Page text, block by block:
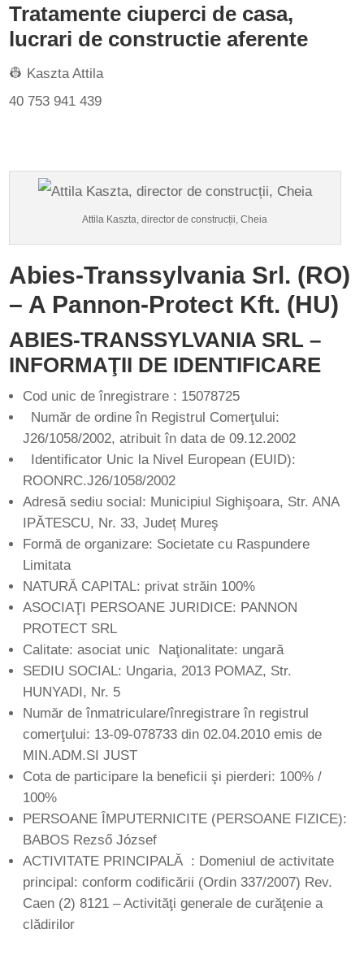
Tratamente ciuperci de casa,
lucrari de constructie aferente
👷 Kaszta Attila
40 753 941 439
Attila Kaszta, director de construcții, Cheia
Abies-Transsylvania Srl. (RO)
– A Pannon-Protect Kft. (HU)
ABIES-TRANSSYLVANIA SRL –
INFORMAŢII DE IDENTIFICARE
Cod unic de înregistrare : 15078725
Număr de ordine în Registrul Comerţului:
J26/1058/2002, atribuit în data de 09.12.2002
Identificator Unic la Nivel European (EUID):
ROONRC.J26/1058/2002
Adresă sediu social: Municipiul Sighişoara, Str. ANA
IPĂTESCU, Nr. 33, Județ Mureş
Formă de organizare: Societate cu Raspundere
Limitata
NATURĂ CAPITAL: privat străin 100%
ASOCIAŢI PERSOANE JURIDICE: PANNON
PROTECT SRL
Calitate: asociat unic Naţionalitate: ungară
SEDIU SOCIAL: Ungaria, 2013 POMAZ, Str.
HUNYADI, Nr. 5
Număr de înmatriculare/înregistrare în registrul
comerţului: 13-09-078733 din 02.04.2010 emis de
MIN.ADM.SI JUST
Cota de participare la beneficii şi pierderi: 100% /
100%
PERSOANE ÎMPUTERNICITE (PERSOANE FIZICE):
BABOS Rezső József
ACTIVITATE PRINCIPALĂ : Domeniul de activitate
principal: conform codificării (Ordin 337/2007) Rev.
Caen (2) 8121 – Activităţi generale de curăţenie a
clădirilor